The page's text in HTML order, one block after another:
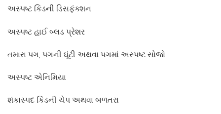
અસ્પષ્ટ કિડની ડિસફંક્શન
અસ્પષ્ટ હાઈ બ્લડ પ્રેશર
તમારા પગ, પગની ઘૂંટી અથવા પગમાં અસ્પષ્ટ સોજો
અસ્પષ્ટ એનિમિયા
શંકાસ્પદ કિડની ચેપ અથવા બળતરા